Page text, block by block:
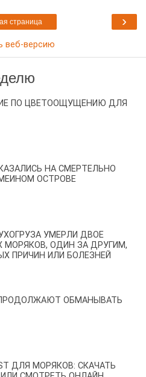
›
страница
веб-версию
ПО ЦВЕТООЩУЩЕНИЮ ДЛЯ
НА СМЕРТЕЛЬНО
ОСТРОВЕ
УМЕРЛИ ДВОЕ
МОРЯКОВ, ОДИН ЗА ДРУГИМ,
ПРИЧИН ИЛИ БОЛЕЗНЕЙ
ОБМАНЫВАТЬ
ДЛЯ МОРЯКОВ: СКАЧАТЬ